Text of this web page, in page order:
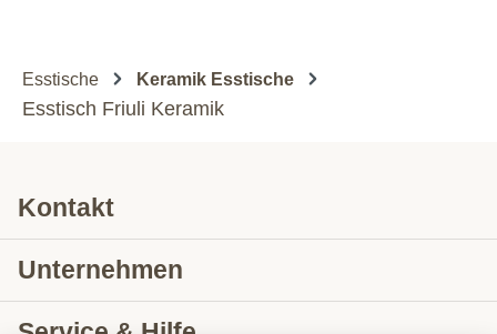
Esstische Keramik Esstische
Esstisch Friuli Keramik
Kontakt
Unternehmen